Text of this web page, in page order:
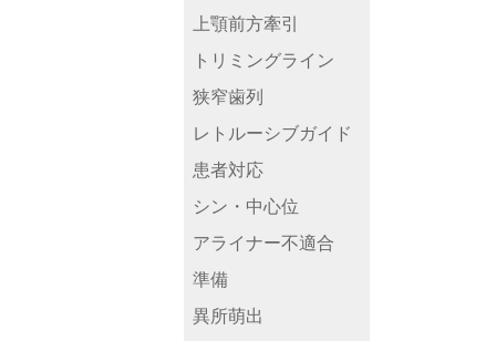
上顎前方牽引
トリミングライン
狭窄歯列
レトルーシブガイド
患者対応
シン・中心位
アライナー不適合
準備
異所萌出